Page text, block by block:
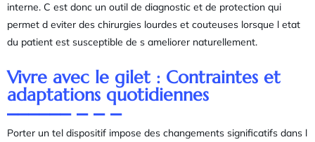
interne. C est donc un outil de diagnostic et de protection qui
permet d eviter des chirurgies lourdes et couteuses lorsque l etat
du patient est susceptible de s ameliorer naturellement.
Vivre avec le gilet : Contraintes et
adaptations quotidiennes
Porter un tel dispositif impose des changements significatifs dans l